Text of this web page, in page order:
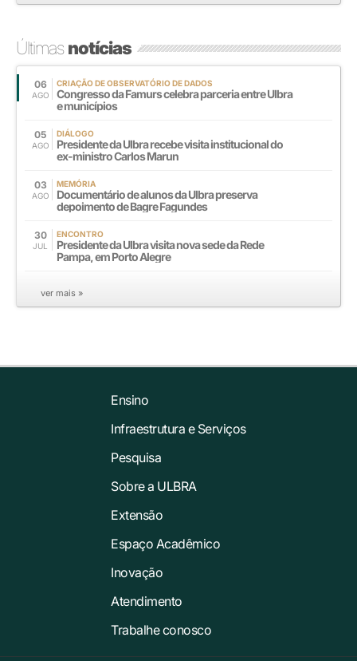
Últimasnotícias
06
AGO
CRIAÇÃO DE OBSERVATÓRIO DE DADOS
Congresso da Famurs celebra parceria entre Ulbra
e municípios
05
AGO
DIÁLOGO
Presidente da Ulbra recebe visita institucional do
ex-ministro Carlos Marun
03
AGO
MEMÓRIA
Documentário de alunos da Ulbra preserva
depoimento de Bagre Fagundes
30
JUL
ENCONTRO
Presidente da Ulbra visita nova sede da Rede
Pampa, em Porto Alegre
ver mais »
Ensino
Infraestrutura e Serviços
Pesquisa
Sobre a ULBRA
Extensão
Espaço Acadêmico
Inovação
Atendimento
Trabalhe conosco